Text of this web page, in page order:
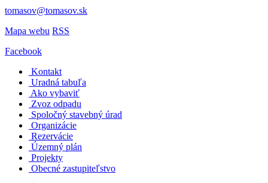
tomasov@tomasov.sk
Mapa webu RSS
Facebook
Kontakt
Uradná tabuľa
Ako vybaviť
Zvoz odpadu
Spoločný stavebný úrad
Organizácie
Rezervácie
Územný plán
Projekty
Obecné zastupiteľstvo